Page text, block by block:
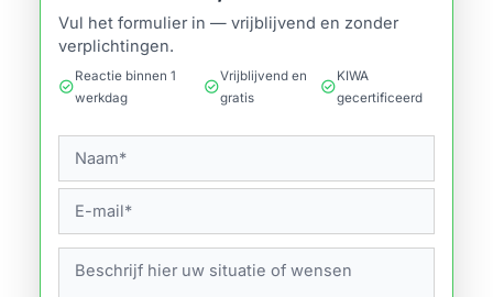
Vul het formulier in — vrijblijvend en zonder
verplichtingen.
check_circle
Reactie binnen 1
werkdag
check_circle
Vrijblijvend en
gratis
check_circle
KIWA
gecertificeerd